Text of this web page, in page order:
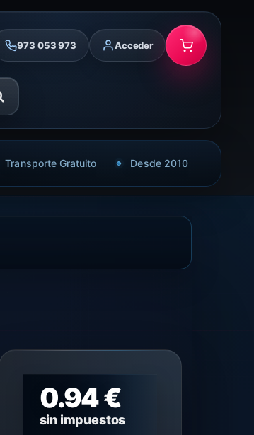
973 053 973 Acceder
Transporte Gratuito Desde 2010
0.94 €
sin impuestos